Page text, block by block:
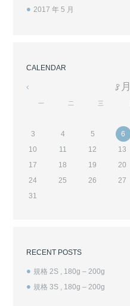
2017 年 5 月
CALENDAR
« 8 月
一 二 三
3
4 5 6
10
11 12 13
17
18 19 20
24
25 26 27
31
RECENT POSTS
規格 2S , 180g – 200g
規格 3S , 180g – 200g